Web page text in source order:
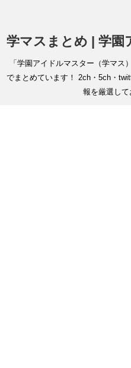
学マスまとめ | 学園
「学園アイドルマスター（学マ
でまとめています！ 2ch・5ch・
報を厳選して